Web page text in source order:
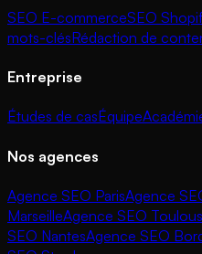
SEO E-commerceSEO
mots-clésRédaction de
Entreprise
Études de casÉquipe
Nos agences
Agence SEO ParisAgence
MarseilleAgence SEO
SEO NantesAgence SEO